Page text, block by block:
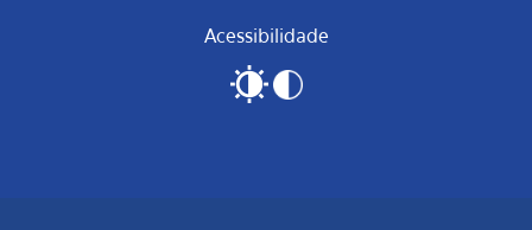
Acessibilidade